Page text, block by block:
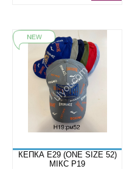
КЕПКА E29 (ONE SIZE 52)
МІКС Р19